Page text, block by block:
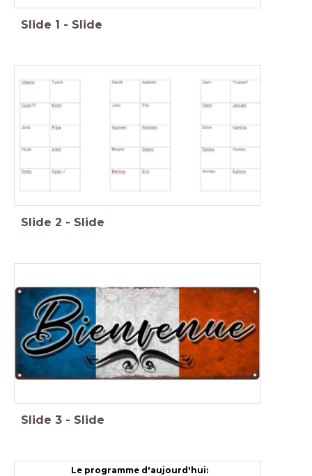
Slide 1 - Slide
Slide 2 - Slide
Slide 3 - Slide
Le programme d'aujourd'hui: